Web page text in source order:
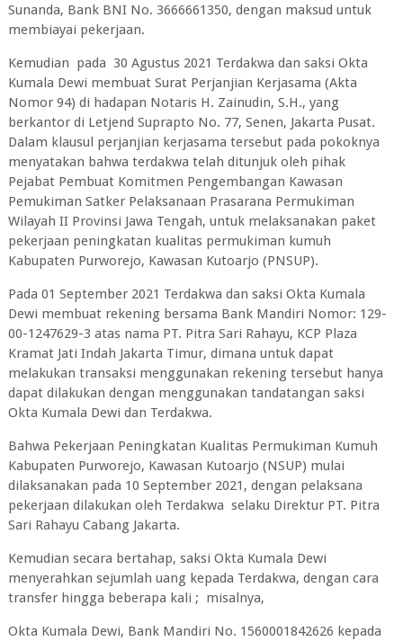
Sunanda, Bank BNI No. 3666661350, dengan maksud untuk
membiayai pekerjaan.
Kemudian pada 30 Agustus 2021 Terdakwa dan saksi Okta
Kumala Dewi membuat Surat Perjanjian Kerjasama (Akta
Nomor 94) di hadapan Notaris H. Zainudin, S.H., yang
berkantor di Letjend Suprapto No. 77, Senen, Jakarta Pusat.
Dalam klausul perjanjian kerjasama tersebut pada pokoknya
menyatakan bahwa terdakwa telah ditunjuk oleh pihak
Pejabat Pembuat Komitmen Pengembangan Kawasan
Pemukiman Satker Pelaksanaan Prasarana Permukiman
Wilayah II Provinsi Jawa Tengah, untuk melaksanakan paket
pekerjaan peningkatan kualitas permukiman kumuh
Kabupaten Purworejo, Kawasan Kutoarjo (PNSUP).
Pada 01 September 2021 Terdakwa dan saksi Okta Kumala
Dewi membuat rekening bersama Bank Mandiri Nomor: 129-
00-1247629-3 atas nama PT. Pitra Sari Rahayu, KCP Plaza
Kramat Jati Indah Jakarta Timur, dimana untuk dapat
melakukan transaksi menggunakan rekening tersebut hanya
dapat dilakukan dengan menggunakan tandatangan saksi
Okta Kumala Dewi dan Terdakwa.
Bahwa Pekerjaan Peningkatan Kualitas Permukiman Kumuh
Kabupaten Purworejo, Kawasan Kutoarjo (NSUP) mulai
dilaksanakan pada 10 September 2021, dengan pelaksana
pekerjaan dilakukan oleh Terdakwa selaku Direktur PT. Pitra
Sari Rahayu Cabang Jakarta.
Kemudian secara bertahap, saksi Okta Kumala Dewi
menyerahkan sejumlah uang kepada Terdakwa, dengan cara
transfer hingga beberapa kali ; misalnya,
Okta Kumala Dewi, Bank Mandiri No. 1560001842626 kepada